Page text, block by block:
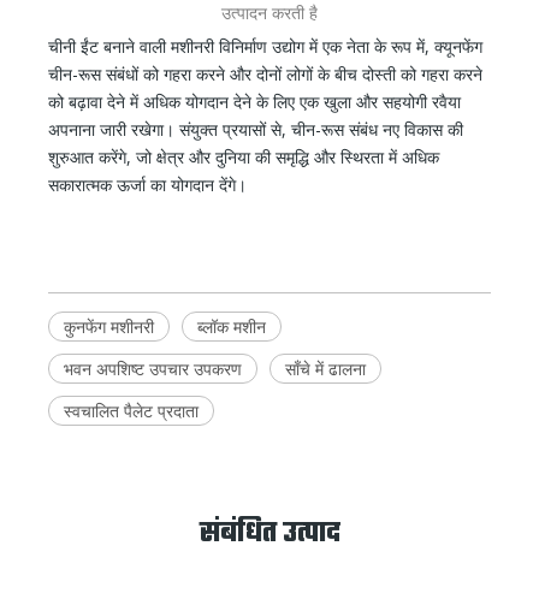
उत्पादन करती है
चीनी ईंट बनाने वाली मशीनरी विनिर्माण उद्योग में एक नेता के रूप में, क्यूनफेंग
चीन-रूस संबंधों को गहरा करने और दोनों लोगों के बीच दोस्ती को गहरा करने
को बढ़ावा देने में अधिक योगदान देने के लिए एक खुला और सहयोगी रवैया
अपनाना जारी रखेगा। संयुक्त प्रयासों से, चीन-रूस संबंध नए विकास की
शुरुआत करेंगे, जो क्षेत्र और दुनिया की समृद्धि और स्थिरता में अधिक
सकारात्मक ऊर्जा का योगदान देंगे।
कुनफेंग मशीनरी
ब्लॉक मशीन
भवन अपशिष्ट उपचार उपकरण
साँचे में ढालना
स्वचालित पैलेट प्रदाता
संबंधित उत्पाद